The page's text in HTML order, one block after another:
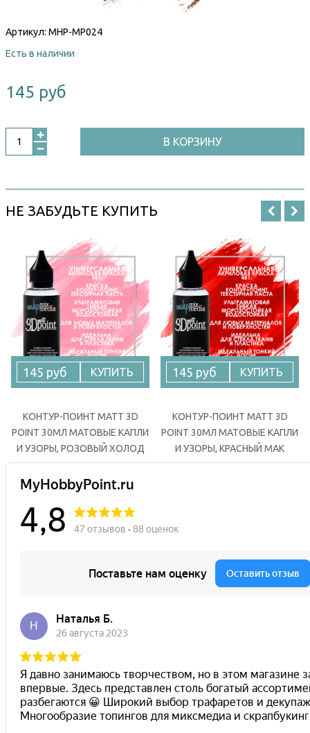
Артикул: MHP-MP024
Есть в наличии
145 руб
В КОРЗИНУ
НЕ ЗАБУДЬТЕ КУПИТЬ
145 руб КУПИТЬ
КОНТУР-ПОИНТ MATT 3D
POINT 30МЛ МАТОВЫЕ КАПЛИ
И УЗОРЫ, РОЗОВЫЙ ХОЛОД
145 руб КУПИТЬ
КОНТУР-ПОИНТ MATT 3D
POINT 30МЛ МАТОВЫЕ КАПЛИ
И УЗОРЫ, КРАСНЫЙ МАК